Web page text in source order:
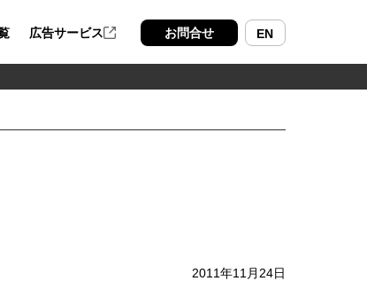
広告サービス お問合せ EN
2011年11月24日